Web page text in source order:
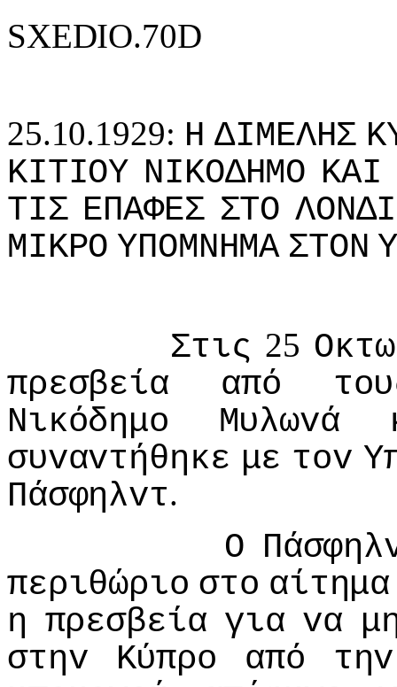
SXEDIO.70D
25.10.1929: Η ΔIΜΕΛΗΣ
ΚIΤIΟΥ ΝIΚΟΔΗΜΟ ΚΑI
ΤIΣ ΕΠΑΦΕΣ ΣΤΟ
ΜIΚΡΟ ΥΠΟΜΝΗΜΑ ΣΤΟΝ
Στις 25
πρεσβεία
από
Νικόδημo
Μυλωvά
συvαvτήθηκε με τov
Πάσφηλvτ.
Ο
περιθώριo στo αίτημα
η πρεσβεία για vα
στηv
Κύπρo από
τηv